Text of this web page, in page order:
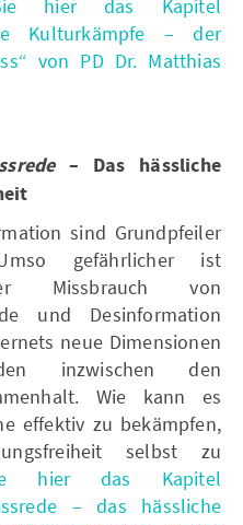
hier das Kapitel
Kulturkämpfe – der
von PD Dr. Matthias
– Das hässliche
sind Grundpfeiler
gefährlicher ist
Missbrauch von
und Desinformation
neue Dimensionen
inzwischen den
Wie kann es
effektiv zu bekämpfen,
selbst zu
hier das Kapitel
– das hässliche